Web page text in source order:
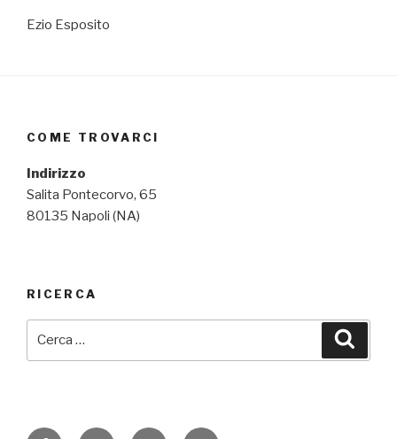
Ezio Esposito
COME TROVARCI
Indirizzo
Salita Pontecorvo, 65
80135 Napoli (NA)
RICERCA